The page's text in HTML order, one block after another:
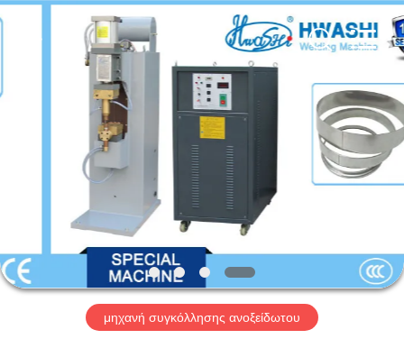
ΣΠΊΤΙ
ΠΡΟΪΌΝΤΑ
ΠΕΡΊΠΟΥ
ΕΜΕΊΣ
ΓΎΡΟΣ
ΕΡΓΟΣΤΑΣΊΩΝ
GUANGDONG
HWASHI
μηχανή συγκόλλησης ανοξείδωτου